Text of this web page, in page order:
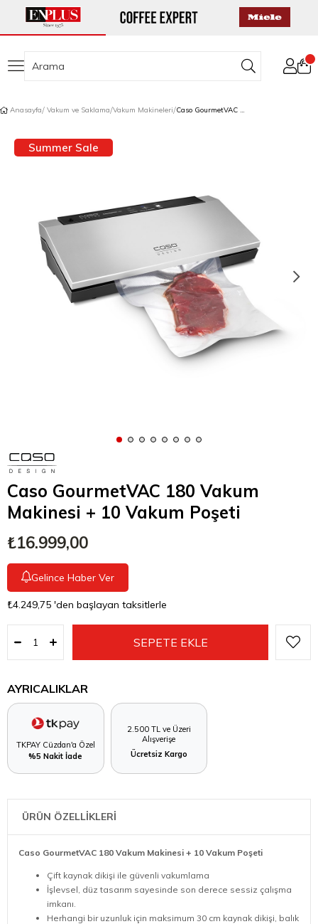
Anasayfa Vakum ve Saklama Vakum Makineleri Caso GourmetVAC 180 Vakum Makinesi + 10 Vakum Poşeti
Summer Sale
Caso GourmetVAC 180 Vakum
Makinesi + 10 Vakum Poşeti
₺16.999,00
Gelince Haber Ver
₺4.249,75 'den başlayan taksitlerle
AYRICALIKLAR
TKPAY Cüzdan'a Özel
%5 Nakit İade
2.500 TL ve Üzeri
Alışverişe
Ücretsiz Kargo
ÜRÜN ÖZELLİKLERİ
Caso GourmetVAC 180 Vakum Makinesi + 10 Vakum Poşeti
Çift kaynak dikişi ile güvenli vakumlama
İşlevsel, düz tasarım sayesinde son derece sessiz çalışma
imkanı.
Herhangi bir uzunluk için maksimum 30 cm kaynak dikişi, balık